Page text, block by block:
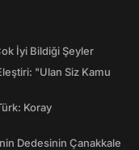
İyi Bildiği Şeyler
"Ulan Siz Kamu
Koray
Dedesinin Çanakkale